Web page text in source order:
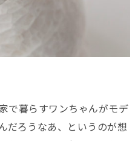
で暮らすワンちゃんがモデ
だろうなあ、というのが想